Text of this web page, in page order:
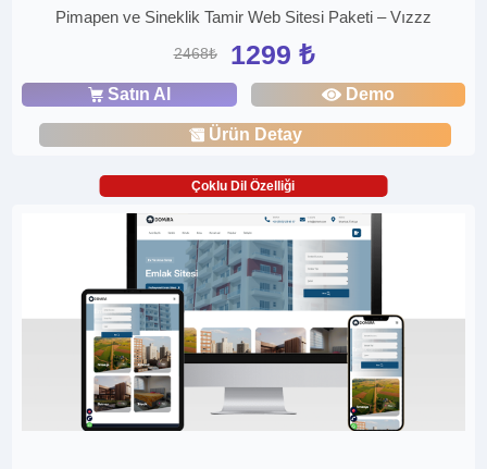
Pimapen ve Sineklik Tamir Web Sitesi Paketi – Vızzz
2468₺ 1299 ₺
Satın Al Demo
Ürün Detay
Çoklu Dil Özelliği